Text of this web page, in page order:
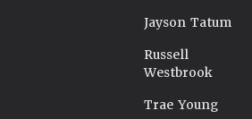
Jayson Tatum
Russell
Westbrook
Trae Young